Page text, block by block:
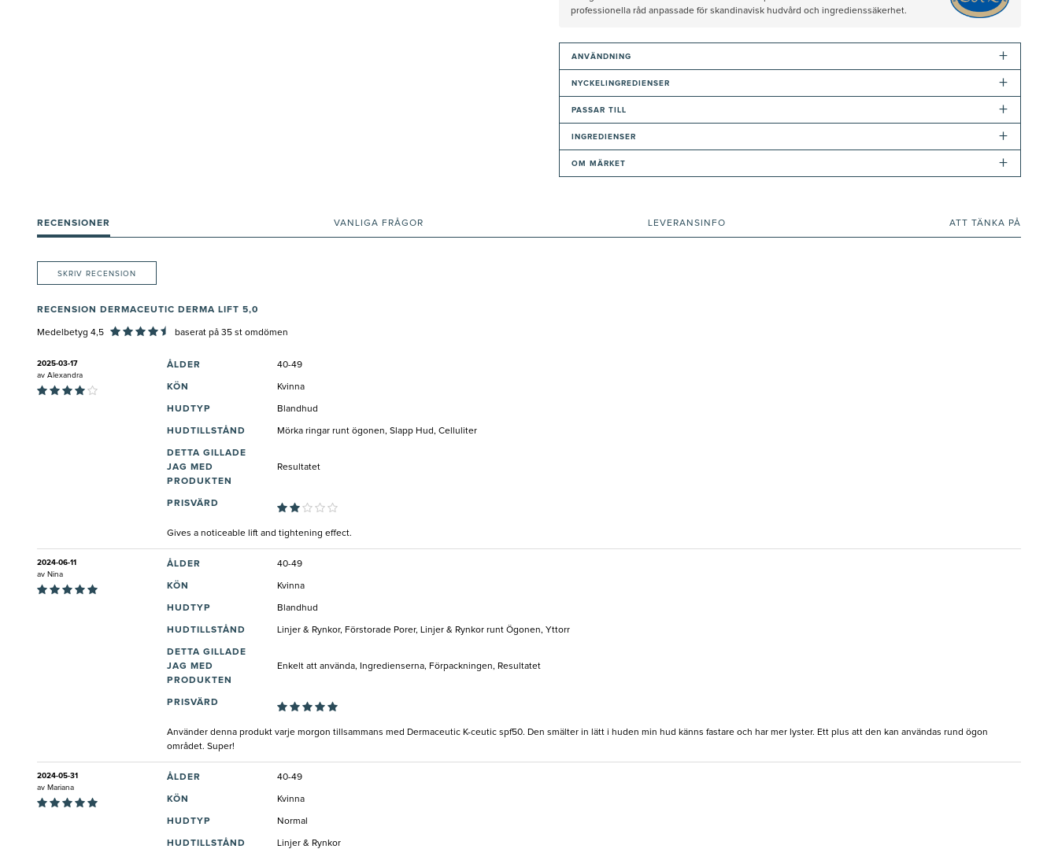
professionella råd anpassade för skandinavisk hudvård och ingredienssäkerhet.
ANVÄNDNING +
NYCKELINGREDIENSER +
PASSAR TILL +
INGREDIENSER +
OM MÄRKET +
RECENSIONER VANLIGA FRÅGOR LEVERANSINFO ATT TÄNKA PÅ
SKRIV RECENSION
RECENSION DERMACEUTIC DERMA LIFT 5,0
Medelbetyg 4,5 baserat på 35 st omdömen
2025-03-17
av Alexandra
ÅLDER 40-49
KÖN Kvinna
HUDTYP Blandhud
HUDTILLSTÅND Mörka ringar runt ögonen, Slapp Hud, Celluliter
DETTA GILLADE
JAG MED
PRODUKTEN
Resultatet
PRISVÄRD
Gives a noticeable lift and tightening effect.
2024-06-11
av Nina
ÅLDER 40-49
KÖN Kvinna
HUDTYP Blandhud
HUDTILLSTÅND Linjer & Rynkor, Förstorade Porer, Linjer & Rynkor runt Ögonen, Yttorr
DETTA GILLADE
JAG MED
PRODUKTEN
Enkelt att använda, Ingredienserna, Förpackningen, Resultatet
PRISVÄRD
Använder denna produkt varje morgon tillsammans med Dermaceutic K-ceutic spf50. Den smälter in lätt i huden min hud känns fastare och har mer lyster. Ett plus att den kan användas rund ögon
området. Super!
2024-05-31
av Mariana
ÅLDER 40-49
KÖN Kvinna
HUDTYP Normal
HUDTILLSTÅND Linjer & Rynkor